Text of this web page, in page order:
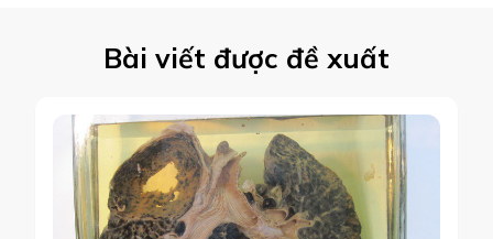
Bài viết được đề xuất